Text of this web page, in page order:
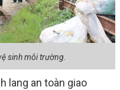
sinh môi trường.
lang an toàn giao